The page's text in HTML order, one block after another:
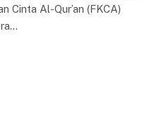
Cinta Al-Qur’an (FKCA)